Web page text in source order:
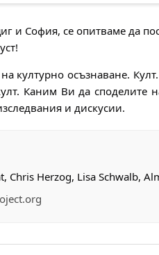
и София, се опитваме да
културно осъзнаване.
Каним Ви да споделите
и дискусии.
Chris Herzog, Lisa Schwalb,